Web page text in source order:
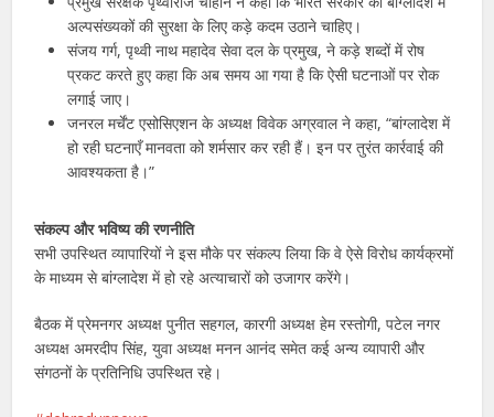
अल्पसंख्यकों की सुरक्षा के लिए कड़े कदम उठाने चाहिए।
संजय गर्ग, पृथ्वी नाथ महादेव सेवा दल के प्रमुख, ने कड़े शब्दों में रोष
प्रकट करते हुए कहा कि अब समय आ गया है कि ऐसी घटनाओं पर रोक
लगाई जाए।
जनरल मर्चेंट एसोसिएशन के अध्यक्ष विवेक अग्रवाल ने कहा, “बांग्लादेश में
हो रही घटनाएँ मानवता को शर्मसार कर रही हैं। इन पर तुरंत कार्रवाई की
आवश्यकता है।”
संकल्प और भविष्य की रणनीति
सभी उपस्थित व्यापारियों ने इस मौके पर संकल्प लिया कि वे ऐसे विरोध कार्यक्रमों
के माध्यम से बांग्लादेश में हो रहे अत्याचारों को उजागर करेंगे।
बैठक में प्रेमनगर अध्यक्ष पुनीत सहगल, कारगी अध्यक्ष हेम रस्तोगी, पटेल नगर
अध्यक्ष अमरदीप सिंह, युवा अध्यक्ष मनन आनंद समेत कई अन्य व्यापारी और
संगठनों के प्रतिनिधि उपस्थित रहे।